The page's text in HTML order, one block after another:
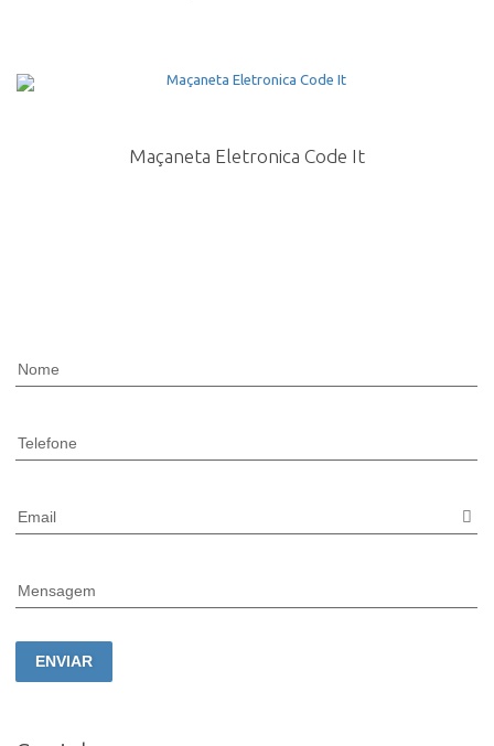
Maçaneta Eletronica Code It
Nome
Telefone
Email
Mensagem
ENVIAR